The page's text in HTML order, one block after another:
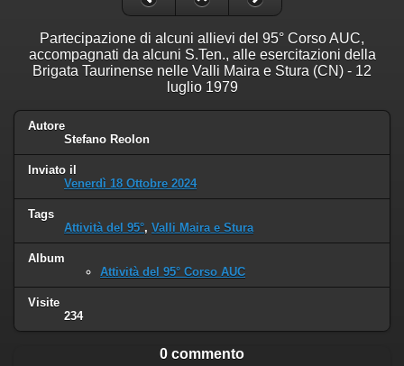
Partecipazione di alcuni allievi del 95° Corso AUC,
accompagnati da alcuni S.Ten., alle esercitazioni della
Brigata Taurinense nelle Valli Maira e Stura (CN) - 12
luglio 1979
Autore
Stefano Reolon
Inviato il
Venerdì 18 Ottobre 2024
Tags
Attività del 95°, Valli Maira e Stura
Album
Attività del 95° Corso AUC
Visite
234
0 commento